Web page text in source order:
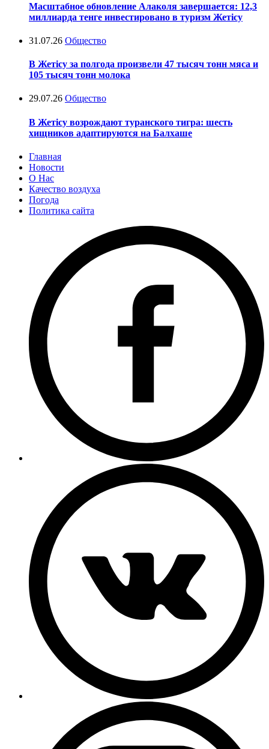
Масштабное обновление Алаколя завершается: 12,3
миллиарда тенге инвестировано в туризм Жетісу
31.07.26 Общество
В Жетісу за полгода произвели 47 тысяч тонн мяса и
105 тысяч тонн молока
29.07.26 Общество
В Жетісу возрождают туранского тигра: шесть
хищников адаптируются на Балхаше
Главная
Новости
О Нас
Качество воздуха
Погода
Политика сайта